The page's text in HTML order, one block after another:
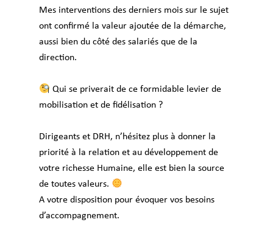
Mes interventions des derniers mois sur le sujet
ont confirmé la valeur ajoutée de la démarche,
aussi bien du côté des salariés que de la
direction.
Qui se priverait de ce formidable levier de
mobilisation et de fidélisation ?
Dirigeants et DRH, n’hésitez plus à donner la
priorité à la relation et au développement de
votre richesse Humaine, elle est bien la source
de toutes valeurs.
A votre disposition pour évoquer vos besoins
d’accompagnement.